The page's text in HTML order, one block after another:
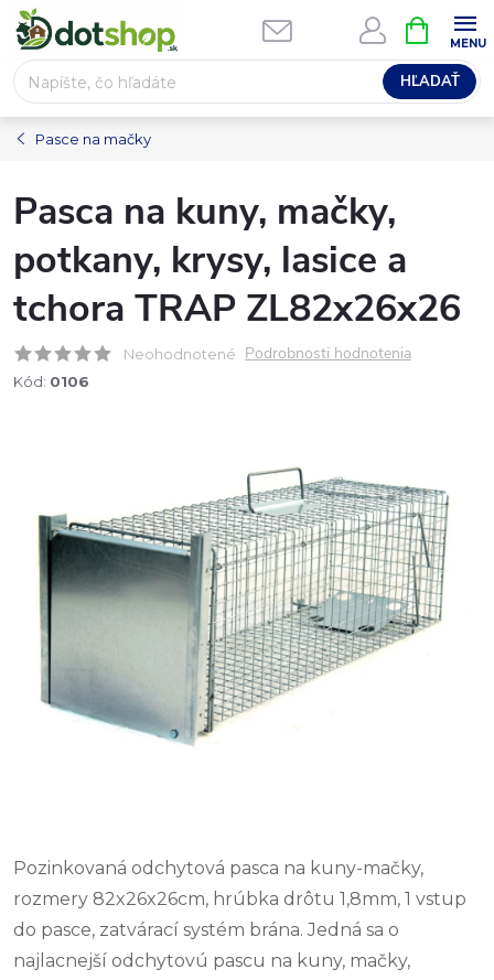
Prejsť
na
obsah
HĽADAŤ
KOŠÍK
Pasce na mačky
Pasca na kuny, mačky,
potkany, krysy, lasice a
tchora TRAP ZL82x26x26
Neohodnotené Podrobnosti hodnotenia
Kód: 0106
Pozinkovaná odchytová pasca na kuny-mačky,
rozmery 82x26x26cm, hrúbka drôtu 1,8mm, 1 vstup
do pasce, zatvárací systém brána. Jedná sa o
najlacnejší odchytovú pascu na kuny, mačky,